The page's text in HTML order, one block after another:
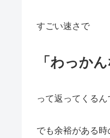
すごい速さで
「わっか
って返ってくる
でも余裕がある時